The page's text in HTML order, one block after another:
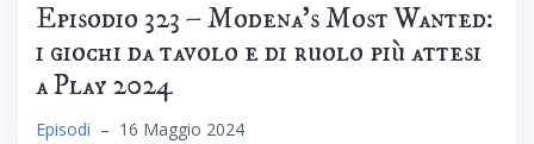
Episodio 323 – Modena’s Most Wanted:
i giochi da tavolo e di ruolo più attesi
a Play 2024
Episodi – 16 Maggio 2024